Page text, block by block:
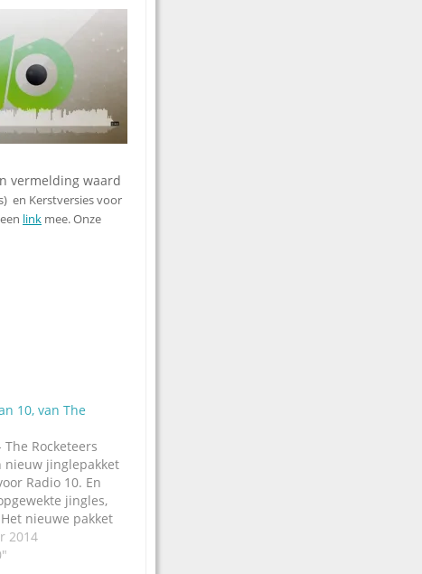
vermelding waard
en Kerstversies voor
link mee. Onze
10, van The
The Rocketeers
nieuw jinglepakket
Radio 10. En
jingles,
nieuwe pakket
met
nieuws-,
2014